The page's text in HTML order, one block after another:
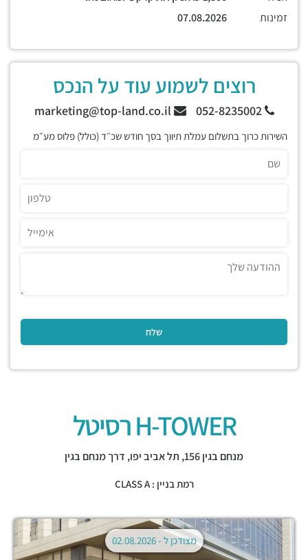
זמינות
רוצים לשמוע עוד על הנכס
052-8235002
השירות כרוך בתשלום עמלת תיווך בסך חודש שכ״ד (כולל) פלוס מע״מ
H-TOWER רסיטל
מנחם בגין 156, תל אביב יפו, דרך מנחם בגין
רמת בניין : CLASS A
מצודכן ל -02.08.2026